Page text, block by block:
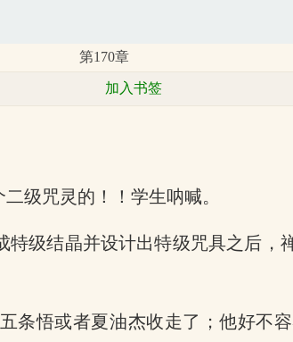
第170章
加入书签
级咒灵的！！学生呐喊。
级结晶并设计出特级咒具之后
条悟或者夏油杰收走了；他好不